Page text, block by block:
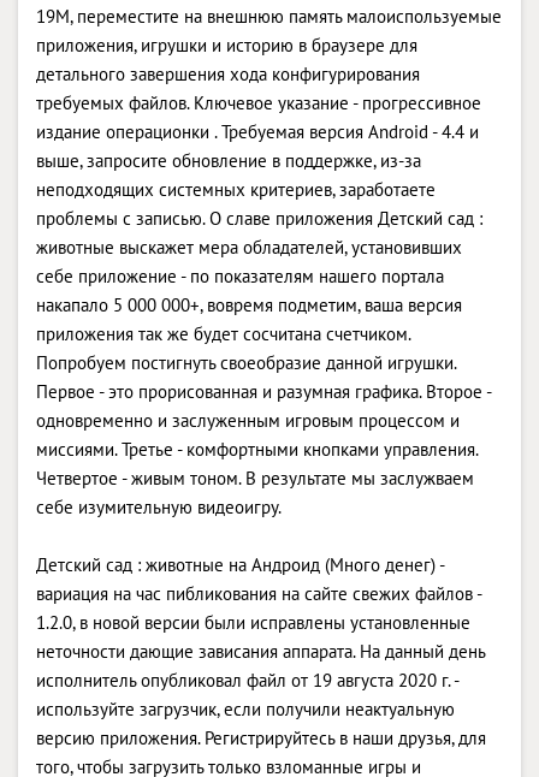
19M, переместите на внешнюю память малоиспользуемые
приложения, игрушки и историю в браузере для
детального завершения хода конфигурирования
требуемых файлов. Ключевое указание - прогрессивное
издание операционки . Требуемая версия Android - 4.4 и
выше, запросите обновление в поддержке, из-за
неподходящих системных критериев, заработаете
проблемы с записью. О славе приложения Детский сад :
животные выскажет мера обладателей, установивших
себе приложение - по показателям нашего портала
накапало 5 000 000+, вовремя подметим, ваша версия
приложения так же будет сосчитана счетчиком.
Попробуем постигнуть своеобразие данной игрушки.
Первое - это прорисованная и разумная графика. Второе -
одновременно и заслуженным игровым процессом и
миссиями. Третье - комфортными кнопками управления.
Четвертое - живым тоном. В результате мы заслужваем
себе изумительную видеоигру.
Детский сад : животные на Андроид (Много денег) -
вариация на час пибликования на сайте свежих файлов -
1.2.0, в новой версии были исправлены установленные
неточности дающие зависания аппарата. На данный день
исполнитель опубликовал файл от 19 августа 2020 г. -
используйте загрузчик, если получили неактуальную
версию приложения. Регистрируйтесь в наши друзья, для
того, чтобы загрузить только взломанные игры и